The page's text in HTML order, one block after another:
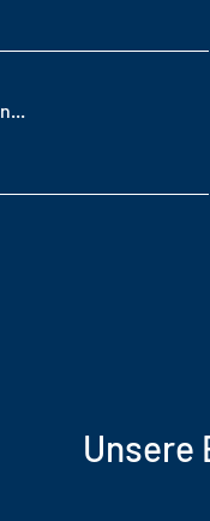
Unsere